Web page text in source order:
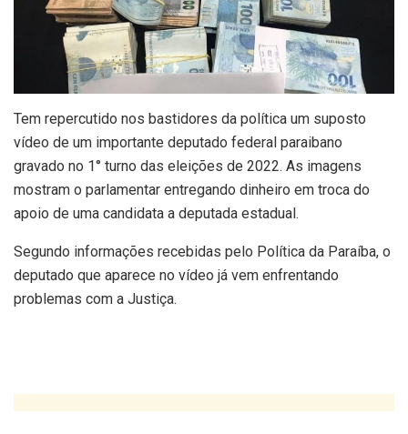
Tem repercutido nos bastidores da política um suposto
vídeo de um importante deputado federal paraibano
gravado no 1° turno das eleições de 2022. As imagens
mostram o parlamentar entregando dinheiro em troca do
apoio de uma candidata a deputada estadual.
Segundo informações recebidas pelo Política da Paraíba, o
deputado que aparece no vídeo já vem enfrentando
problemas com a Justiça.